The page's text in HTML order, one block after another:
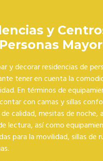
y
y decorar residencias de
tener en cuenta la
En términos de
con camas y sillas
calidad, mesitas de noche,
lectura, así como
para la movilidad, sillas de